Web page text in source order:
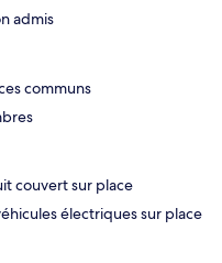
admis
communs
couvert sur place
électriques sur place